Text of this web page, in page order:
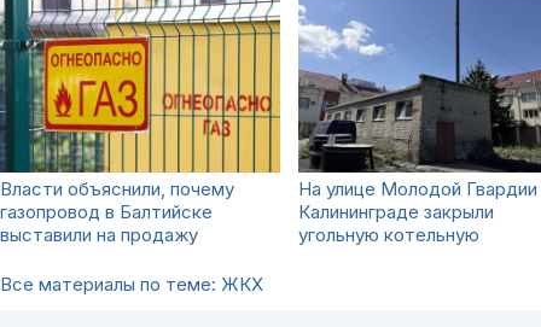
Власти объяснили, почему
газопровод в Балтийске
выставили на продажу
На улице Молодой Гвардии
Калининграде закрыли
угольную котельную
Все материалы по теме: ЖКХ